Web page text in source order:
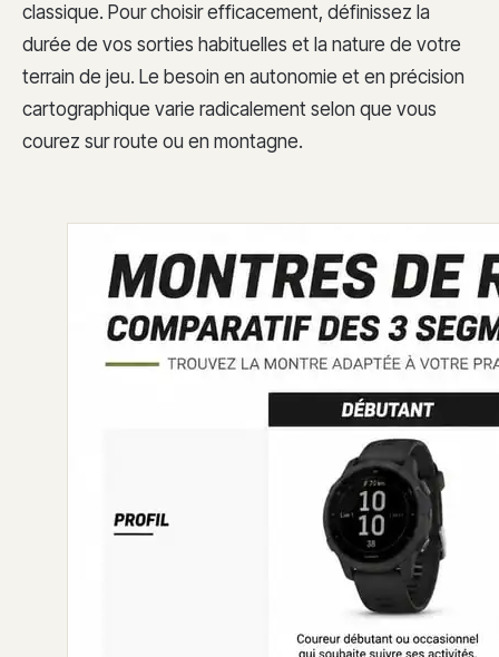
classique. Pour choisir efficacement, définissez la
durée de vos sorties habituelles et la nature de votre
terrain de jeu. Le besoin en autonomie et en précision
cartographique varie radicalement selon que vous
courez sur route ou en montagne.